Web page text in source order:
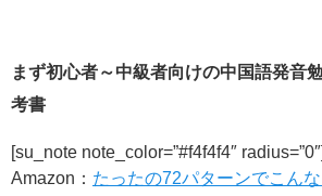
まず初心者～中級者向けの中国語発音
考書
[su_note note_color=”#f4f4f4″ radius=”0″]
Amazon： たったの72パターンでこん